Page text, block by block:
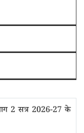
2 सत्र 2026-27 के